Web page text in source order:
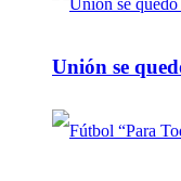
Unión se